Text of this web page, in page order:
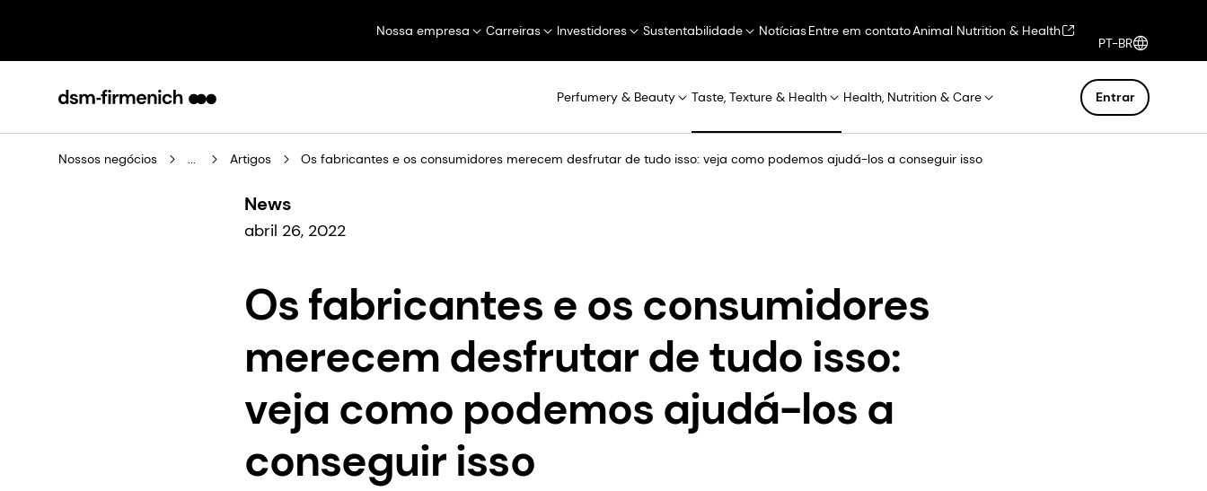
Nossa empresa Carreiras Investidores Sustentabilidade NotíciasEntre em contatoAnimal Nutrition & Health
PT-BR
Perfumery & Beauty Taste, Texture & Health Health, Nutrition & Care Entrar
Nossos negócios ... Artigos Os fabricantes e os consumidores merecem desfrutar de tudo isso: veja como podemos ajudá-los a conseguir isso
News
abril 26, 2022
Os fabricantes e os consumidores
merecem desfrutar de tudo isso:
veja como podemos ajudá-los a
conseguir isso